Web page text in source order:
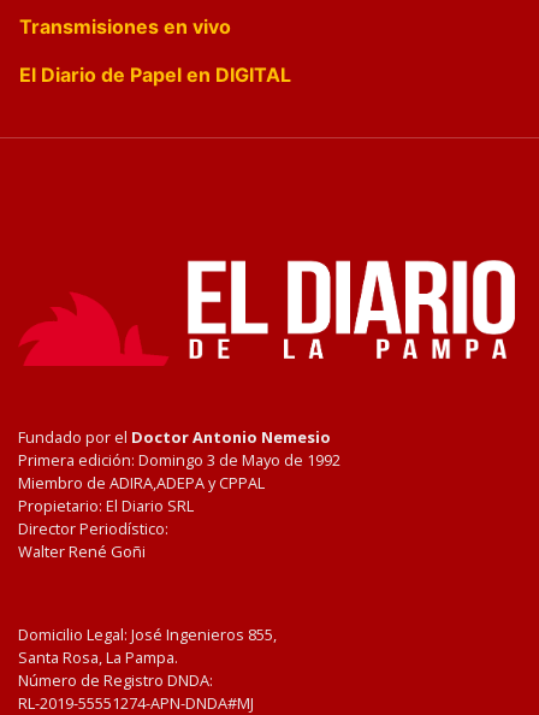
Transmisiones en vivo
El Diario de Papel en DIGITAL
Fundado por el Doctor Antonio Nemesio
Primera edición: Domingo 3 de Mayo de 1992
Miembro de ADIRA,ADEPA y CPPAL
Propietario: El Diario SRL
Director Periodístico:
Walter René Goñi
Domicilio Legal: José Ingenieros 855,
Santa Rosa, La Pampa.
Número de Registro DNDA:
RL-2019-55551274-APN-DNDA#MJ